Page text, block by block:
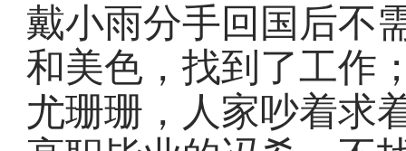
戴小雨分手回国后不
和美色，找到了工作
尤珊珊，人家吵着求